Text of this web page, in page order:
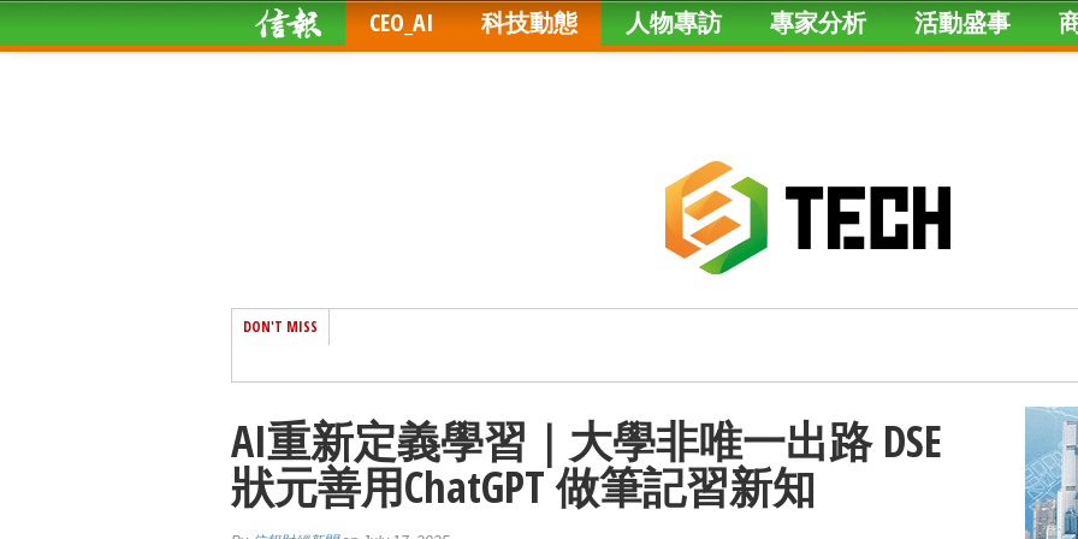
CEO_AI 科技動態 人物專訪 專家分析 活動盛事
DON'T MISS
AI重新定義學習｜大學非唯一出路 DSE
狀元善用ChatGPT 做筆記習新知